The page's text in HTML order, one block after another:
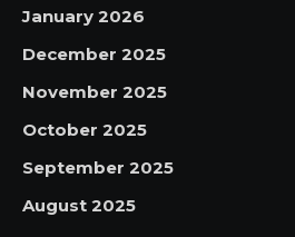
January 2026
December 2025
November 2025
October 2025
September 2025
August 2025